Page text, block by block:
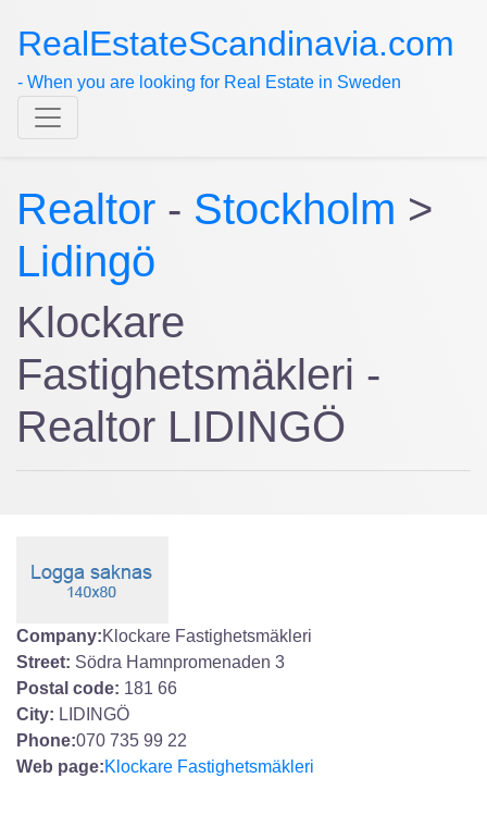
RealEstateScandinavia.com
- When you are looking for Real Estate in Sweden
Realtor - Stockholm >
Lidingö
Klockare
Fastighetsmäkleri -
Realtor LIDINGÖ
Company:Klockare Fastighetsmäkleri
Street: Södra Hamnpromenaden 3
Postal code: 181 66
City: LIDINGÖ
Phone:070 735 99 22
Web page:Klockare Fastighetsmäkleri